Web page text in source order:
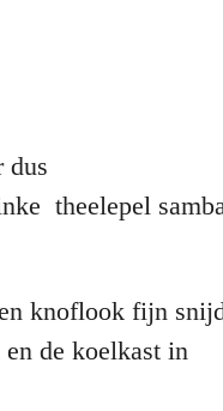
te koop
knoflook fijn
de koelkast in